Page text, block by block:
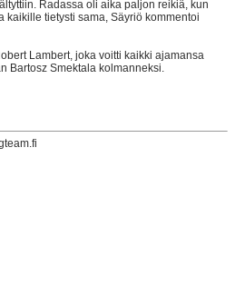
Radassa oli aika paljon reikiä, kun
kaikille tietysti sama, Säyriö kommentoi
Lambert, joka voitti kaikki ajamansa
Bartosz Smektala kolmanneksi.